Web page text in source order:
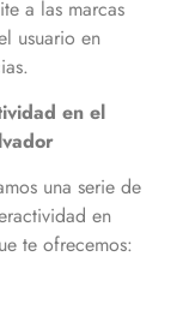
a las marcas
usuario en
en el
una serie de
en
te ofrecemos: